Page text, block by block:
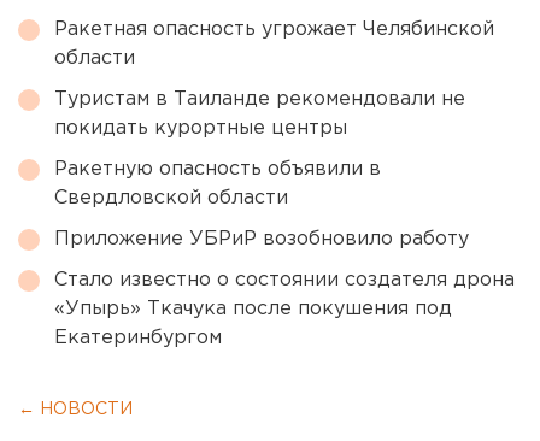
Ракетная опасность угрожает Челябинской
области
Туристам в Таиланде рекомендовали не
покидать курортные центры
Ракетную опасность объявили в
Свердловской области
Приложение УБРиР возобновило работу
Стало известно о состоянии создателя дрона
«Упырь» Ткачука после покушения под
Екатеринбургом
← НОВОСТИ